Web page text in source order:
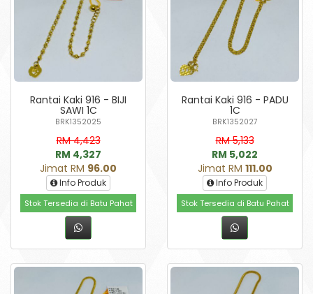
Rantai Kaki 916 - BIJI
SAWI 1C
BRK1352025
RM 4,423
RM 4,327
Jimat RM 96.00
Info Produk
Stok Tersedia di Batu Pahat
Rantai Kaki 916 - PADU
1C
BRK1352027
RM 5,133
RM 5,022
Jimat RM 111.00
Info Produk
Stok Tersedia di Batu Pahat